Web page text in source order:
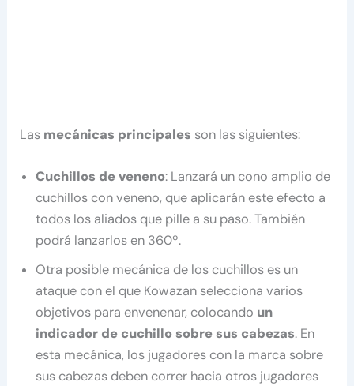
Las mecánicas principales son las siguientes:
Cuchillos de veneno: Lanzará un cono amplio de
cuchillos con veneno, que aplicarán este efecto a
todos los aliados que pille a su paso. También
podrá lanzarlos en 360º.
Otra posible mecánica de los cuchillos es un
ataque con el que Kowazan selecciona varios
objetivos para envenenar, colocando un
indicador de cuchillo sobre sus cabezas. En
esta mecánica, los jugadores con la marca sobre
sus cabezas deben correr hacia otros jugadores